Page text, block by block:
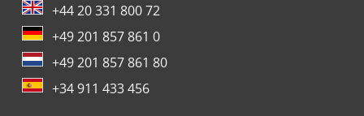
+44 20 331 800 72
+49 201 857 861 0
+49 201 857 861 80
+34 911 433 456